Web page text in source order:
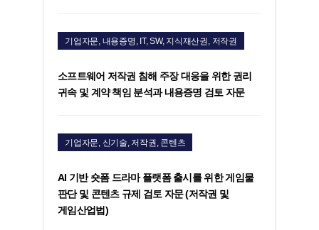
기업자문, 내용증명, IT, SW, 지식재산권, 저작권
소프트웨어 저작권 침해 주장 대응을 위한 권리
귀속 및 계약 책임 분석과 내용증명 검토 자문
기업자문, 신기술, 저작권, 콘텐츠
AI 기반 숏폼 드라마 플랫폼 출시를 위한 게임물
판단 및 콘텐츠 규제 검토 자문 (저작권 및
게임산업법)